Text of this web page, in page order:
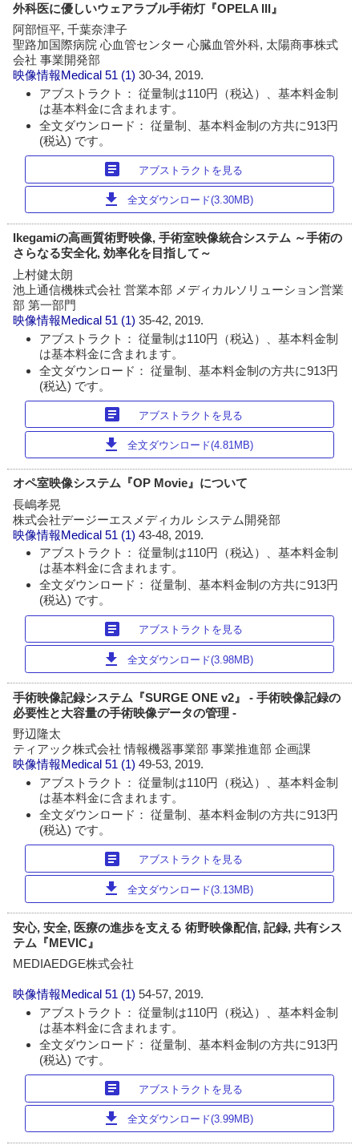
外科医に優しいウェアラブル手術灯『OPELA III』
阿部恒平, 千葉奈津子
聖路加国際病院 心血管センター 心臓血管外科, 太陽商事株式
会社 事業開発部
映像情報Medical 51 (1)30-34, 2019.
アブストラクト： 従量制は110円（税込）、基本料金制
は基本料金に含まれます。
全文ダウンロード： 従量制、基本料金制の方共に913円
(税込) です。
article アブストラクトを見る
download 全文ダウンロード(3.30MB)
Ikegamiの高画質術野映像, 手術室映像統合システム ～手術の
さらなる安全化, 効率化を目指して～
上村健太朗
池上通信機株式会社 営業本部 メディカルソリューション営業
部 第一部門
映像情報Medical 51 (1)35-42, 2019.
アブストラクト： 従量制は110円（税込）、基本料金制
は基本料金に含まれます。
全文ダウンロード： 従量制、基本料金制の方共に913円
(税込) です。
article アブストラクトを見る
download 全文ダウンロード(4.81MB)
オペ室映像システム『OP Movie』について
長嶋孝晃
株式会社デージーエスメディカル システム開発部
映像情報Medical 51 (1)43-48, 2019.
アブストラクト： 従量制は110円（税込）、基本料金制
は基本料金に含まれます。
全文ダウンロード： 従量制、基本料金制の方共に913円
(税込) です。
article アブストラクトを見る
download 全文ダウンロード(3.98MB)
手術映像記録システム『SURGE ONE v2』 - 手術映像記録の
必要性と大容量の手術映像データの管理 -
野辺隆太
ティアック株式会社 情報機器事業部 事業推進部 企画課
映像情報Medical 51 (1)49-53, 2019.
アブストラクト： 従量制は110円（税込）、基本料金制
は基本料金に含まれます。
全文ダウンロード： 従量制、基本料金制の方共に913円
(税込) です。
article アブストラクトを見る
download 全文ダウンロード(3.13MB)
安心, 安全, 医療の進歩を支える 術野映像配信, 記録, 共有シス
テム『MEVIC』
MEDIAEDGE株式会社
映像情報Medical 51 (1)54-57, 2019.
アブストラクト： 従量制は110円（税込）、基本料金制
は基本料金に含まれます。
全文ダウンロード： 従量制、基本料金制の方共に913円
(税込) です。
article アブストラクトを見る
download 全文ダウンロード(3.99MB)